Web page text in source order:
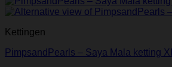
Kettingen
PimpsandPearls – Saya Mala ketting